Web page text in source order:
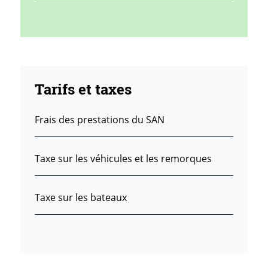
Tarifs et taxes
Frais des prestations du SAN
Taxe sur les véhicules et les remorques
Taxe sur les bateaux